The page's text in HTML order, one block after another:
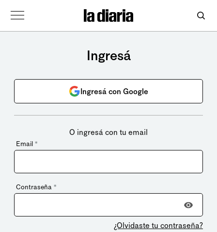
Ingresá
Ingresá con Google
O ingresá con tu email
Email *
Contraseña *
¿Olvidaste tu contraseña?